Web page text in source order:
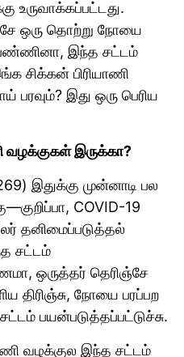
உருவாக்கப்பட்டது.
ஒரு தொற்று நோயை
பண்ணினா, இந்த சட்டம்
சிக்கன் பிரியாணி
பரவும்? இது ஒரு பெரிய
வழக்குகள் இருக்கா?
இதுக்கு முன்னாடி பல
COVID-19
தனிமைப்படுத்தல்
சட்டம்
ஒருத்தர் தெரிஞ்சே
திரிஞ்சு, நோயை பரப்பற
பயன்படுத்தப்பட்டுச்சு.
வழக்குல இந்த சட்டம்